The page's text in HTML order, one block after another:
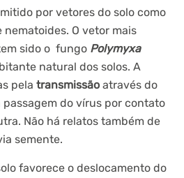
por vetores do solo como
O vetor mais
sido o fungo Polymyxa
natural dos solos. A
pela transmissão através do
passagem do vírus por contato
Não há relatos também de
semente.
favorece o deslocamento do